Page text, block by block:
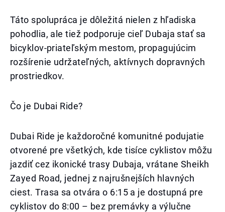
Táto spolupráca je dôležitá nielen z hľadiska
pohodlia, ale tiež podporuje cieľ Dubaja stať sa
bicyklov-priateľským mestom, propagujúcim
rozšírenie udržateľných, aktívnych dopravných
prostriedkov.
Čo je Dubai Ride?
Dubai Ride je každoročné komunitné podujatie
otvorené pre všetkých, kde tisíce cyklistov môžu
jazdiť cez ikonické trasy Dubaja, vrátane Sheikh
Zayed Road, jednej z najrušnejších hlavných
ciest. Trasa sa otvára o 6:15 a je dostupná pre
cyklistov do 8:00 – bez premávky a výlučne